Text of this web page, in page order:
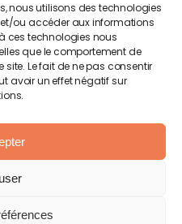
nous utilisons des technologies
ou accéder aux informations
ces technologies nous
que le comportement de
Le fait de ne pas consentir
avoir un effet négatif sur